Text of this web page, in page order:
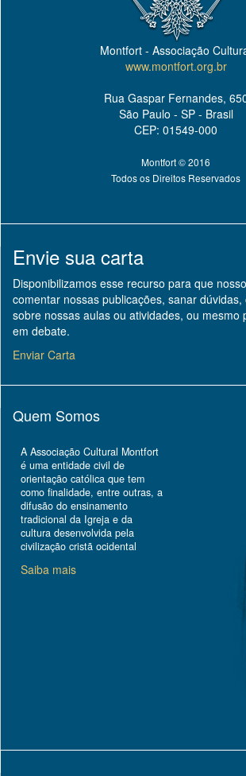
Montfort - Associação
www.montfort.org.br
Rua Gaspar Fernandes,
São Paulo - SP - Brasil
CEP: 01549-000
Montfort © 2016
Todos os Direitos Reservados
Envie sua carta
Disponibilizamos esse recurso para que
comentar nossas publicações, sanar
sobre nossas aulas ou atividades, ou mesmo
em debate.
Enviar Carta
Quem Somos
A Associação Cultural Montfort
é uma entidade civil de
orientação católica que tem
como finalidade, entre outras, a
difusão do ensinamento
tradicional da Igreja e da
cultura desenvolvida pela
civilização cristã ocidental
Saiba mais